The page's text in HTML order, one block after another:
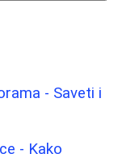
- Saveti i
- Kako